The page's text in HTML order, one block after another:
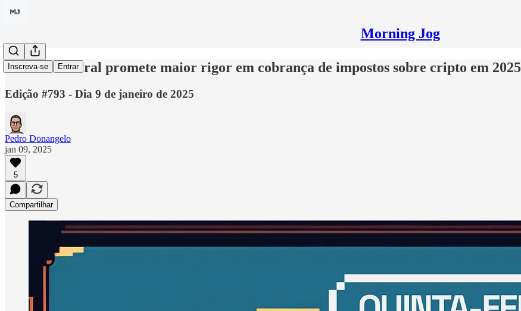
Morning Jog
Inscreva-se Entrar
Receita Federal promete maior rigor em cobrança de impostos sobre cripto em 2025
Edição #793 - Dia 9 de janeiro de 2025
Pedro Donangelo
jan 09, 2025
5
Compartilhar